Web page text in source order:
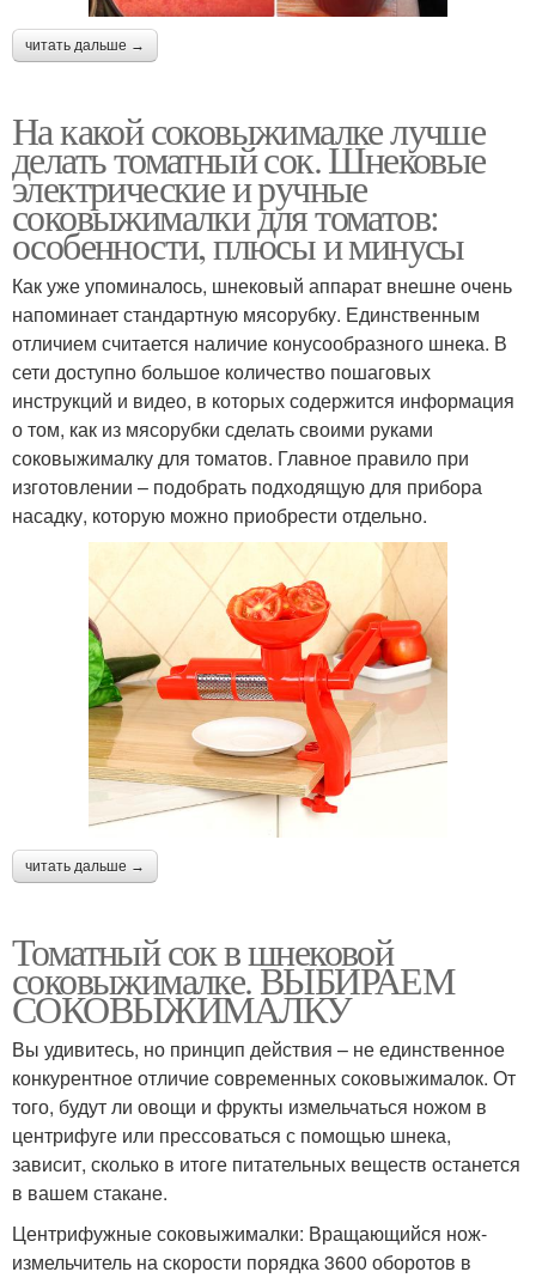
читать дальше →
На какой соковыжималке лучше
делать томатный сок. Шнековые
электрические и ручные
соковыжималки для томатов:
особенности, плюсы и минусы
Как уже упоминалось, шнековый аппарат внешне очень
напоминает стандартную мясорубку. Единственным
отличием считается наличие конусообразного шнека. В
сети доступно большое количество пошаговых
инструкций и видео, в которых содержится информация
о том, как из мясорубки сделать своими руками
соковыжималку для томатов. Главное правило при
изготовлении – подобрать подходящую для прибора
насадку, которую можно приобрести отдельно.
читать дальше →
Томатный сок в шнековой
соковыжималке. ВЫБИРАЕМ
СОКОВЫЖИМАЛКУ
Вы удивитесь, но принцип действия – не единственное
конкурентное отличие современных соковыжималок. От
того, будут ли овощи и фрукты измельчаться ножом в
центрифуге или прессоваться с помощью шнека,
зависит, сколько в итоге питательных веществ останется
в вашем стакане.
Центрифужные соковыжималки: Вращающийся нож-
измельчитель на скорости порядка 3600 оборотов в